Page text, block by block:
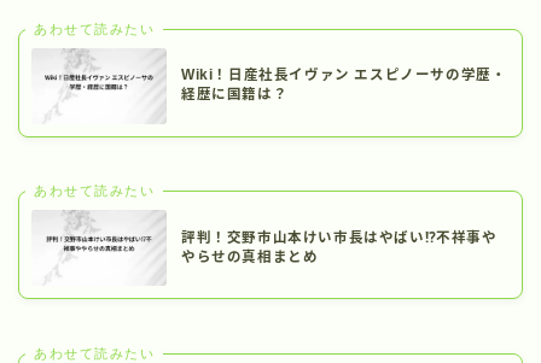
あわせて読みたい
Wiki！日産社長イヴァン エスピノーサの学歴・
経歴に国籍は？
あわせて読みたい
評判！交野市山本けい市長はやばい⁉不祥事や
やらせの真相まとめ
あわせて読みたい